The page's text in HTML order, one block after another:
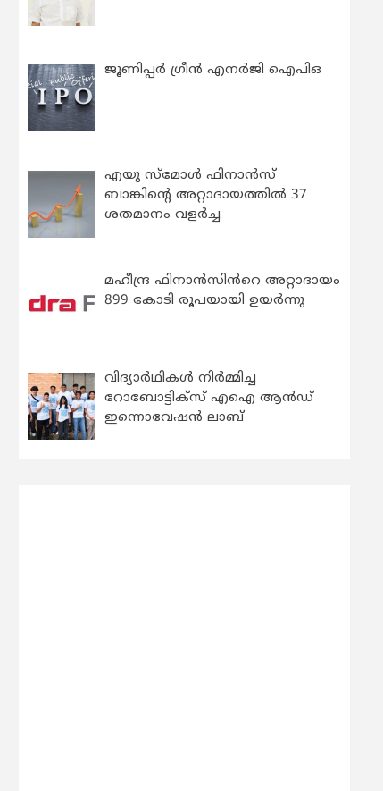
ജൂണിപ്പർ ഗ്രീൻ എനർജി ഐപിഒ
എയു സ്‌മോൾ ഫിനാൻസ്
ബാങ്കിന്റെ അറ്റാദായത്തിൽ 37
ശതമാനം വളർച്ച
മഹീന്ദ്ര ഫിനാൻസിൻറെ അറ്റാദായം
899 കോടി രൂപയായി ഉയർന്നു
വിദ്യാര്‍ഥികള്‍ നിര്‍മ്മിച്ച
റോബോട്ടിക്സ് എഐ ആന്‍ഡ്
ഇന്നൊവേഷന്‍ ലാബ്